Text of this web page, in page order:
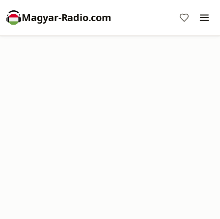
Magyar-Radio.com